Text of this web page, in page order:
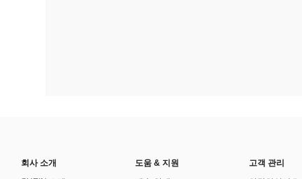
회사 소개
도움 & 지원
고객 관리